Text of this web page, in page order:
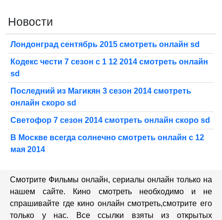
Новости
Лондонград сентябрь 2015 смотреть онлайн sd
Кодекс чести 7 сезон с 1 12 2014 смотреть онлайн
sd
Последний из Магикян 3 сезон 2014 смотреть
онлайн скоро sd
Светофор 7 сезон 2014 смотреть онлайн скоро sd
В Москве всегда солнечно смотреть онлайн с 12
мая 2014
Смотрите Фильмы онлайн, сериалы онлайн только на
нашем сайте. Кино смотреть необходимо и не
спрашивайте где кино онлайн смотреть,cмотрите его
только у нас. Все ссылки взяты из открытых